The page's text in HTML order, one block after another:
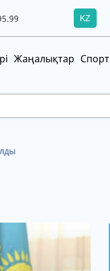
100.41KZ
Жаңалықтар Спорт